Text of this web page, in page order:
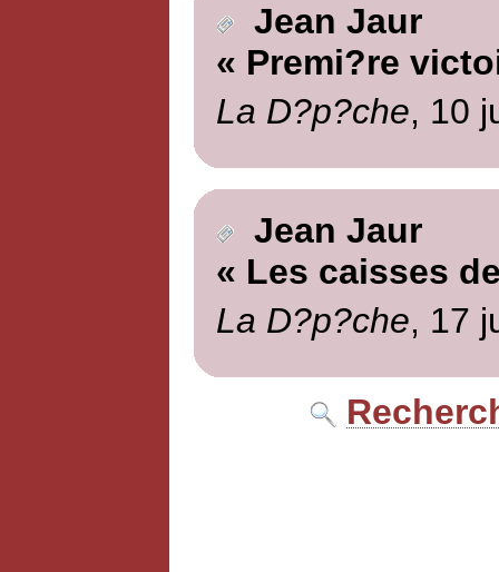
Jean Jaur
« Premi?re
La D?p?che, 10
Jean Jaur
« Les caisses
La D?p?che, 17